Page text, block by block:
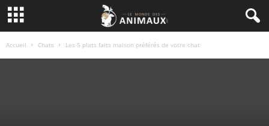
Accueil Chats Les 5 plats faits maison préférés de votre chat